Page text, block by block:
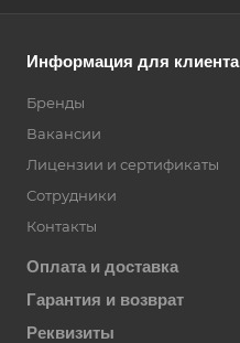
Информация для клиента
Бренды
Вакансии
Лицензии и сертификаты
Сотрудники
Контакты
Оплата и доставка
Гарантия и возврат
Реквизиты